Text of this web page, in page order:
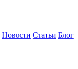
Новости Статьи Блог